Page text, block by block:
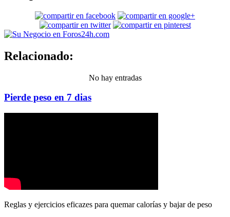
Relacionado:
No hay entradas
Pierde peso en 7 dias
Reglas y ejercicios eficazes para quemar calorías y bajar de peso